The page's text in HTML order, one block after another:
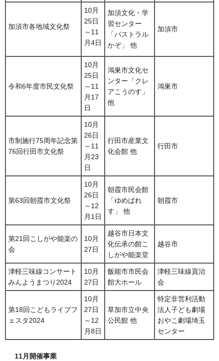
加須市各地域文化祭
10月
25日
～11
月4日
加須文化・学
習センター
「パストラル
かぞ」 他
加須市
令和6年度市民文化祭
10月
25日
～11
月17
日
鴻巣市文化セ
ンター「クレ
アこうのす」
他
鴻巣市
市制施行75周年記念第
76回行田市文化祭
10月
26日
～11
月23
日
行田市産業文
化会館 他
行田市
第63回朝霞市文化祭
10月
26日
～12
月1日
朝霞市民会館
「ゆめぱれ
す」 他
朝霞市
第21回こしがや能楽の
会
10月
27日
越谷市日本文
化伝承の館こ
しがや能楽堂
越谷市
津軽三味線コンサート
みんようまつり2024
10月
27日
飯能市市民会
館大ホール
津軽三味線貢治
会
第18回こどもライブフ
ェスタ2024
10月
27日
～12
月8日
草加市立中央
公民館 他
特定非営利活動
法人子ども劇場
おやこ劇場埼玉
センター
11月開催事業